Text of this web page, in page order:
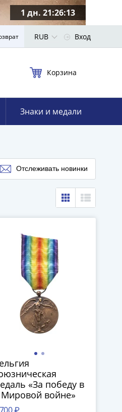
1 дн. 21:26:12
RUB Вход
Корзина
Знаки и медали
Отслеживать новинки
«За победу в
Мировой войне»